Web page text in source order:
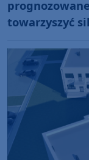
towarzyszyć